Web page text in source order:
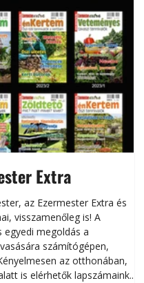
Extra
az Ezermester Extra és
visszamenőleg is! A
egyedi megoldás a
számítógépen,
az otthonában,
is elérhetők lapszámaink.